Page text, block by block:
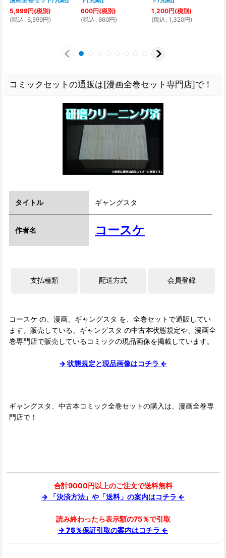
5,999円(税別)
(税込 : 6,599円)
600円(税別)
(税込 : 660円)
1,200円(税別)
(税込 : 1,320円)
コミックセットの通販は[漫画全巻セット専門店]で！
タイトル ギャングスタ
作者名 コースケ
コースケ の、漫画、ギャングスタ を、全巻セットで通販してい
ます。販売している、ギャングスタ の中古本状態規定や、漫画全
巻専門店で販売しているコミックの現品画像を掲載しています。
→ 状態規定と現品画像はコチラ ←
ギャングスタ、中古本コミック全巻セットの購入は、漫画全巻専
門店で！
合計9000円以上のご注文で送料無料
→ 「決済方法」や「送料」の案内はコチラ ←
読み終わったら表示額の75％で引取
→ 75％保証引取の案内はコチラ ←